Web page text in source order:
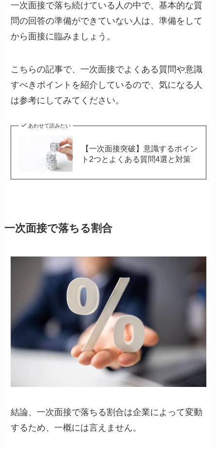
一次面接で落ち続けている人の中で、基本的な質
問の回答の準備ができていない人は、準備をして
から面接に臨みましょう。
こちらの記事で、一次面接でよくある質問や意識
すべきポイントを紹介しているので、気になる人
は参考にしてみてください。
あわせて読みたい
【一次面接突破】意識するポイン
ト2つとよくある質問4選と対策
一次面接で落ちる割合
結論、一次面接で落ちる割合は企業によって変動
するため、一概には言えません。